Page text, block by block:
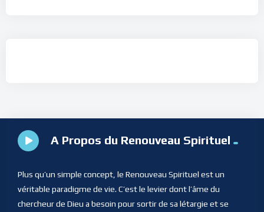
A Propos du Renouveau Spirituel
Plus qu’un simple concept, le Renouveau Spirituel est un
véritable paradigme de vie. C’est le levier dont l’âme du
chercheur de Dieu a besoin pour sortir de sa létargie et se